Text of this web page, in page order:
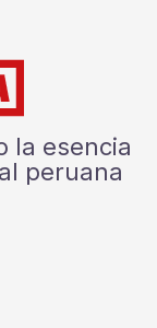
la esencia
peruana